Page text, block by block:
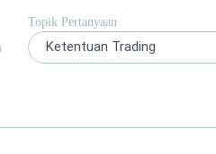
Topik Pertanyaan
Ketentuan Trading